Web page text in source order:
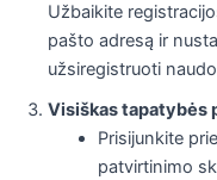
Užbaikite
pašto adresą ir
užsiregistruoti
Visiškas tapatybės
Prisijunkite
patvirtinimo